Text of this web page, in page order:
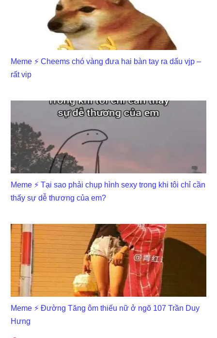
Meme ⚡ Cheems chó vàng đưa hai bàn tay ra dấu vjp –
rất vip
Meme ⚡ Tại sao phải chụp hình sexy trong khi tôi chỉ cần
thấy sự dễ thương của em?
Meme ⚡ Đường Tăng ôm thiếu nữ ở ngõ 107 Trần Duy
Hưng